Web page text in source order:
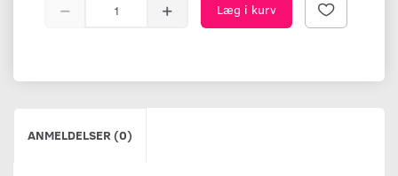
Læg i kurv
ANMELDELSER (0)